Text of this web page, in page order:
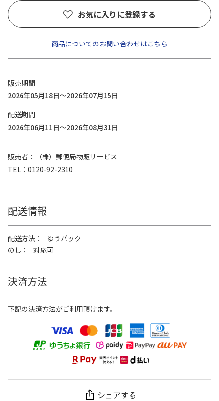
お気に入りに登録する
商品についてのお問い合わせはこちら
販売期間
2026年05月18日～2026年07月15日
配送期間
2026年06月11日～2026年08月31日
販売者
（株）郵便局物販サービス
TEL
0120-92-2310
配送情報
配送方法
ゆうパック
のし
対応可
決済方法
下記の決済方法がご利用頂けます。
シェアする